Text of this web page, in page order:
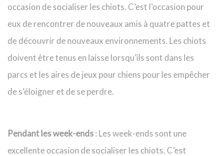
occasion de socialiser les chiots. C’est l’occasion pour
eux de rencontrer de nouveaux amis à quatre pattes et
de découvrir de nouveaux environnements. Les chiots
doivent être tenus en laisse lorsqu’ils sont dans les
parcs et les aires de jeux pour chiens pour les empêcher
de s’éloigner et de se perdre.
Pendant les week-ends: Les week-ends sont une
excellente occasion de socialiser les chiots. C’est